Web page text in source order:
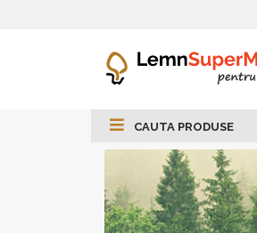
CAUTA PRODUSE